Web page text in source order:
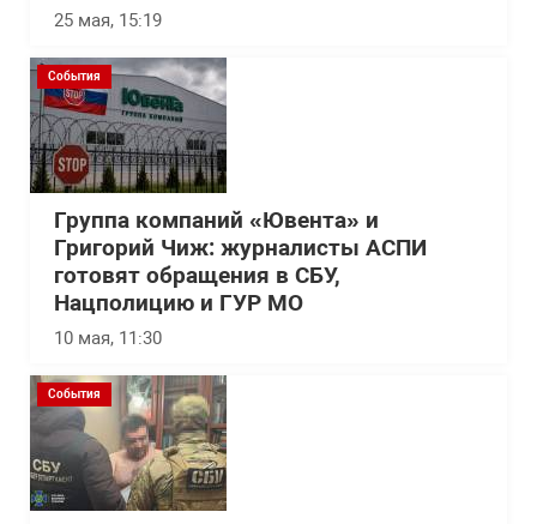
25 мая, 15:19
События
Группа компаний «Ювента» и
Григорий Чиж: журналисты АСПИ
готовят обращения в СБУ,
Нацполицию и ГУР МО
10 мая, 11:30
События